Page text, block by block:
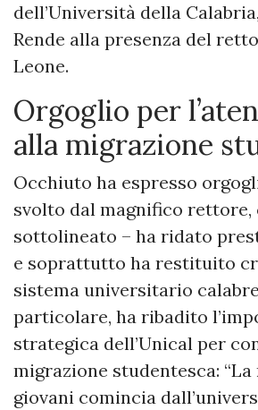
dell’Università della
Rende alla presenza del
Leone.
Orgoglio per
alla migrazione
Occhiuto ha espresso
svolto dal magnifico rettore,
sottolineato – ha ridato
e soprattutto ha restituito
sistema universitario
particolare, ha ribadito
strategica dell’Unical per
migrazione studentesca:
giovani comincia